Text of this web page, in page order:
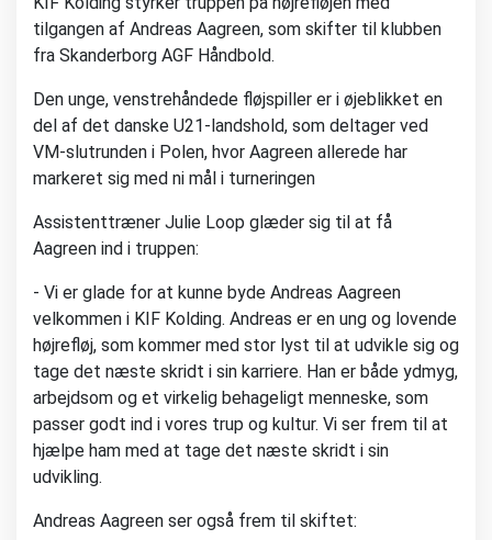
tilgangen af Andreas Aagreen, som skifter til klubben
fra Skanderborg AGF Håndbold.
Den unge, venstrehåndede fløjspiller er i øjeblikket en
del af det danske U21-landshold, som deltager ved
VM-slutrunden i Polen, hvor Aagreen allerede har
markeret sig med ni mål i turneringen
Assistenttræner Julie Loop glæder sig til at få
Aagreen ind i truppen:
- Vi er glade for at kunne byde Andreas Aagreen
velkommen i KIF Kolding. Andreas er en ung og lovende
højrefløj, som kommer med stor lyst til at udvikle sig og
tage det næste skridt i sin karriere. Han er både ydmyg,
arbejdsom og et virkelig behageligt menneske, som
passer godt ind i vores trup og kultur. Vi ser frem til at
hjælpe ham med at tage det næste skridt i sin
udvikling.
Andreas Aagreen ser også frem til skiftet: